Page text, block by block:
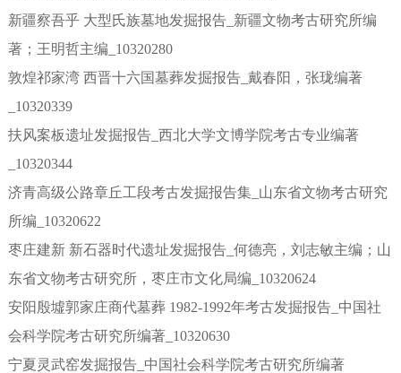
新疆察吾乎 大型氏族墓地发掘报告_新疆文物考古研究所编
著；王明哲主编_10320280
敦煌祁家湾 西晋十六国墓葬发掘报告_戴春阳，张珑编著
_10320339
扶风案板遗址发掘报告_西北大学文博学院考古专业编著
_10320344
济青高级公路章丘工段考古发掘报告集_山东省文物考古研究
所编_10320622
枣庄建新 新石器时代遗址发掘报告_何德亮，刘志敏主编；山
东省文物考古研究所，枣庄市文化局编_10320624
安阳殷墟郭家庄商代墓葬 1982-1992年考古发掘报告_中国社
会科学院考古研究所编著_10320630
宁夏灵武窑发掘报告_中国社会科学院考古研究所编著